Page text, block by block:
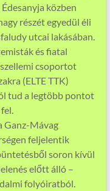
közben
részét egyedül éli
utcai lakásában.
és fiatal
csoportot
(ELTE TTK)
tud a legtöbb pontot
Ganz-Mávag
feljelentik
soron kívül
előtt álló –
folyóiratból.